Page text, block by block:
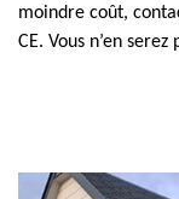
moindre coût,
CE. Vous n’en serez